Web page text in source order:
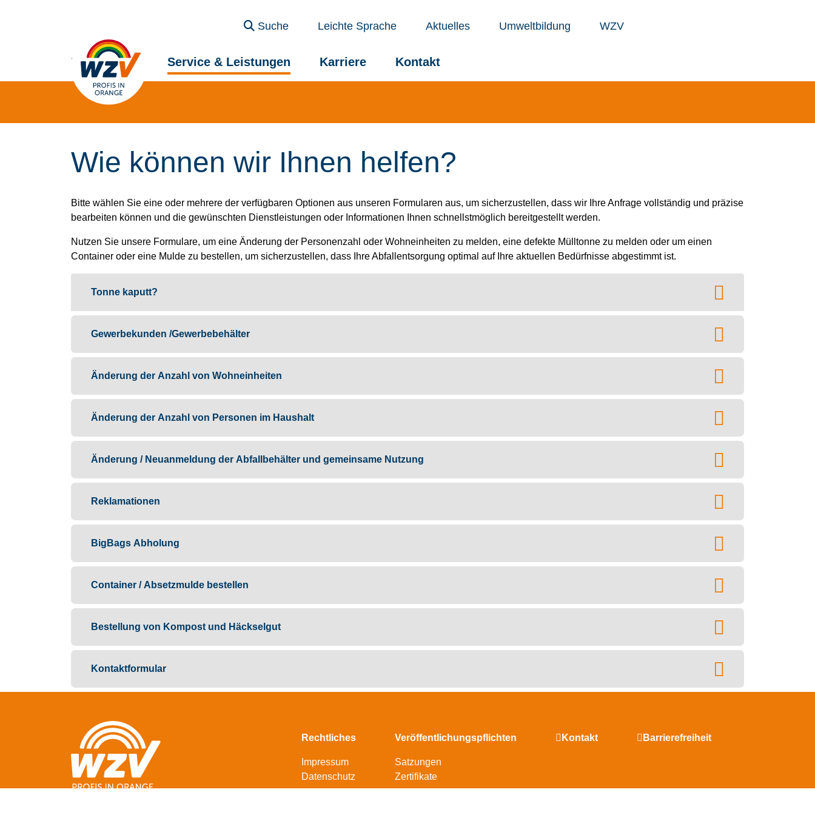
Suche Leichte Sprache Aktuelles Umweltbildung WZV
Entsorgung Service & Leistungen Karriere Kontakt
Wie können wir Ihnen helfen?
Bitte wählen Sie eine oder mehrere der verfügbaren Optionen aus unseren Formularen aus, um sicherzustellen, dass wir Ihre Anfrage vollständig und präzise
bearbeiten können und die gewünschten Dienstleistungen oder Informationen Ihnen schnellstmöglich bereitgestellt werden.
Nutzen Sie unsere Formulare, um eine Änderung der Personenzahl oder Wohneinheiten zu melden, eine defekte Mülltonne zu melden oder um einen
Container oder eine Mulde zu bestellen, um sicherzustellen, dass Ihre Abfallentsorgung optimal auf Ihre aktuellen Bedürfnisse abgestimmt ist.
Tonne kaputt?
Gewerbekunden /Gewerbebehälter
Änderung der Anzahl von Wohneinheiten
Änderung der Anzahl von Personen im Haushalt
Änderung / Neuanmeldung der Abfallbehälter und gemeinsame Nutzung
Reklamationen
BigBags Abholung
Container / Absetzmulde bestellen
Bestellung von Kompost und Häckselgut
Kontaktformular
Rechtliches
Impressum
Datenschutz
Veröffentlichungspflichten
Satzungen
Zertifikate
Kontakt Barrierefreiheit